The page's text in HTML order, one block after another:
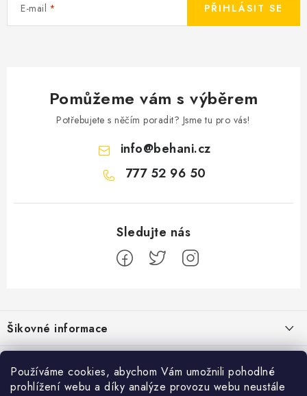
Používáme cookies, abychom Vám umožnili pohodlné
prohlížení webu a díky analýze provozu webu neustále
E-mail PŘIHLÁSIT SE
Pomůžeme vám s výběrem
Potřebujete s něčím poradit? Jsme tu pro vás!
info@behani.cz
777 52 96 50
á
p
a
Šikovné informace
Ceník dopravy
Moje objednávka
Běžecké zajímavosti
Proč jít běhat právě o víkendu?